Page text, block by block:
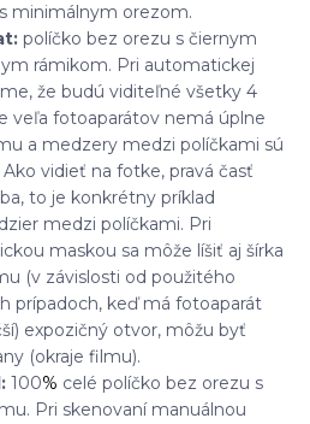
minimálnym orezom.
políčko bez orezu s čiernym
rámikom. Pri automatickej
že budú viditeľné všetky 4
veľa fotoaparátov nemá úplne
a medzery medzi políčkami sú
vidieť na fotke, pravá časť
to je konkrétny príklad
medzi políčkami. Pri
maskou sa môže líšiť aj šírka
(v závislosti od použitého
prípadoch, keď má fotoaparát
expozičný otvor, môžu byť
(okraje filmu).
100% celé políčko bez orezu s
Pri skenovaní manuálnou